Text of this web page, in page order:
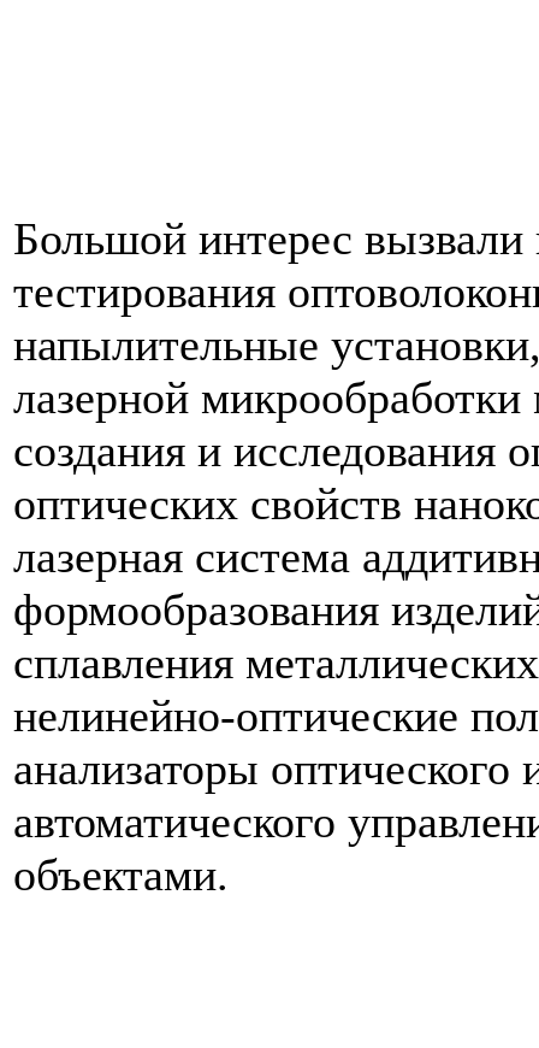
Большой интерес вызвали
тестирования
напылительные
лазерной
создания и исследования
оптических свойств
лазерная система
формообразования
сплавления
нелинейно-оптические
анализаторы оптического
автоматического
объектами.